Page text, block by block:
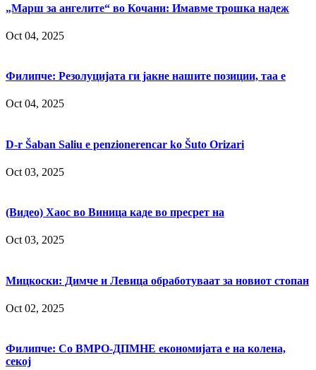
„Марш за ангелите“ во Кочани: Имавме трошка надеж
Oct 04, 2025
Филипче: Резолуцијата ги јакне нашите позиции, таа е
Oct 04, 2025
D-r Šaban Saliu e penzionerencar ko Šuto Orizari
Oct 03, 2025
(Видео) Хаос во Виница каде во пресрет на
Oct 03, 2025
Мицкоски: Димче и Левица обработуваат за новиот стопан
Oct 02, 2025
Филипче: Со ВМРО-ДПМНЕ економијата е на колена,
секој